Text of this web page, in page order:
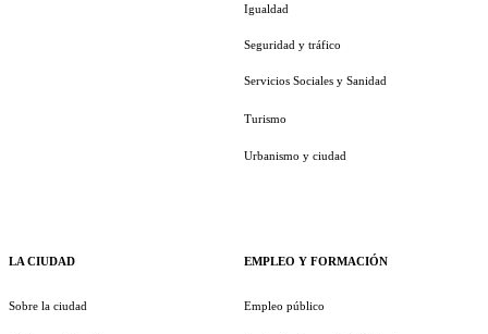
LA CIUDAD
Sobre la ciudad
Igualdad
Seguridad y tráfico
Servicios Sociales y Sanidad
Turismo
Urbanismo y ciudad
EMPLEO Y FORMACIÓN
Empleo público